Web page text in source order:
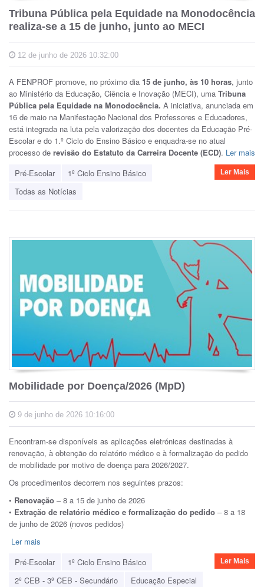
Tribuna Pública pela Equidade na Monodocência
realiza-se a 15 de junho, junto ao MECI
12 de junho de 2026 10:32:00
A FENPROF promove, no próximo dia 15 de junho, às 10 horas, junto
ao Ministério da Educação, Ciência e Inovação (MECI), uma Tribuna
Pública pela Equidade na Monodocência. A iniciativa, anunciada em
16 de maio na Manifestação Nacional dos Professores e Educadores,
está integrada na luta pela valorização dos docentes da Educação Pré-
Escolar e do 1.º Ciclo do Ensino Básico e enquadra-se no atual
processo de revisão do Estatuto da Carreira Docente (ECD). Ler mais
Pré-Escolar
1º Ciclo Ensino Básico
Todas as Notícias
Ler Mais
Mobilidade por Doença/2026 (MpD)
9 de junho de 2026 10:16:00
Encontram-se disponíveis as aplicações eletrónicas destinadas à
renovação, à obtenção do relatório médico e à formalização do pedido
de mobilidade por motivo de doença para 2026/2027.
Os procedimentos decorrem nos seguintes prazos:
• Renovação – 8 a 15 de junho de 2026
• Extração de relatório médico e formalização do pedido – 8 a 18
de junho de 2026 (novos pedidos)
Ler mais
Pré-Escolar
1º Ciclo Ensino Básico
2º CEB - 3º CEB - Secundário
Educação Especial
Ler Mais